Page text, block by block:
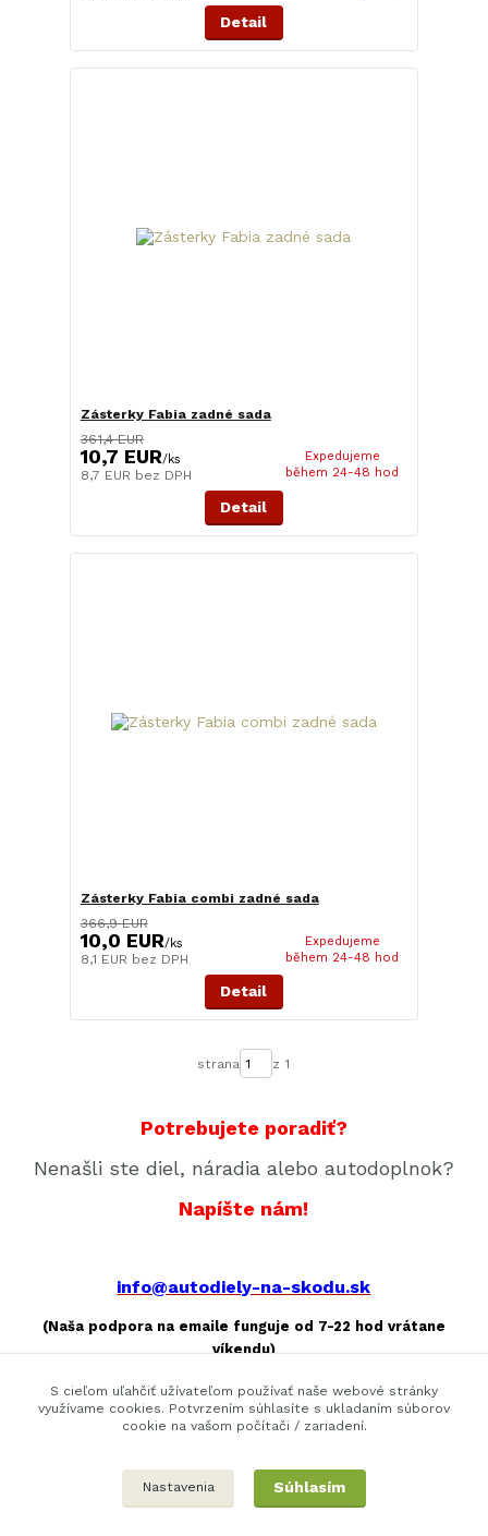
Detail
Zásterky Fabia zadné sada
361,4 EUR
10,7 EUR/ks
8,7 EUR bez DPH
Expedujeme
během 24-48 hod
Detail
Zásterky Fabia combi zadné sada
366,9 EUR
10,0 EUR/ks
8,1 EUR bez DPH
Expedujeme
během 24-48 hod
Detail
strana z 1
Potrebujete poradiť?
Nenašli ste diel, náradia alebo autodoplnok?
Napíšte nám!
info@autodiely-na-skodu.sk
(Naša podpora na emaile funguje od 7-22 hod vrátane
víkendu)
Máme v ponuke desiatich tisíce druhov autodielov, drahších
originálnych aj lacnejšie druhovýroby, Preto ak ste nenašli,
kontaktujte nás a my ho nájdeme priamo na váš automobil za
S cieľom uľahčiť užívateľom používať naše webové stránky
využívame cookies. Potvrzením súhlasíte s ukladaním súborov
cookie na vašom počítači / zariadení.
Nastavenia Súhlasím